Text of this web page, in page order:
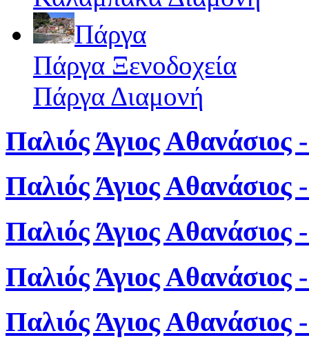
Πάργα
Πάργα Ξενοδοχεία
Πάργα Διαμονή
Παλιός Άγιος Αθανάσιος
Παλιός Άγιος Αθανάσιος
Παλιός Άγιος Αθανάσιος
Παλιός Άγιος Αθανάσιος
Παλιός Άγιος Αθανάσιος